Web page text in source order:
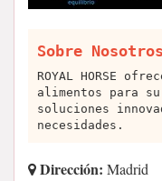
Sobre Nosotros
ROYAL HORSE
alimentos para
soluciones
necesidades.
Dirección: Madrid